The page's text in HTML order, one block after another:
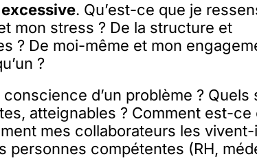
. Qu’est-ce que je
mon stress ? De la structure et
? De moi-même et mon
?
d’un problème ? Quels
atteignables ? Comment est-ce
mes collaborateurs les
personnes compétentes (RH,